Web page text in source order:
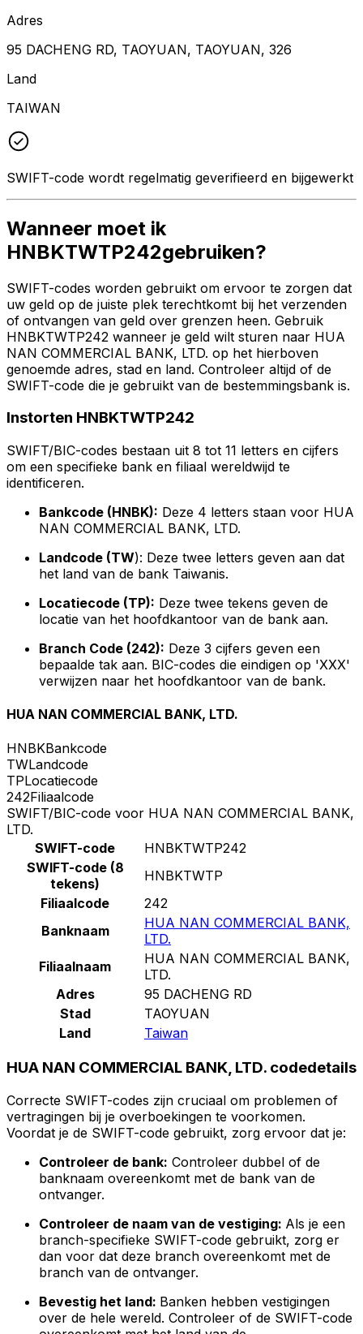
Adres
95 DACHENG RD, TAOYUAN, TAOYUAN, 326
Land
TAIWAN
SWIFT-code wordt regelmatig geverifieerd en bijgewerkt
Wanneer moet ik
HNBKTWTP242gebruiken?
SWIFT-codes worden gebruikt om ervoor te zorgen dat
uw geld op de juiste plek terechtkomt bij het verzenden
of ontvangen van geld over grenzen heen. Gebruik
HNBKTWTP242 wanneer je geld wilt sturen naar HUA
NAN COMMERCIAL BANK, LTD. op het hierboven
genoemde adres, stad en land. Controleer altijd of de
SWIFT-code die je gebruikt van de bestemmingsbank is.
Instorten HNBKTWTP242
SWIFT/BIC-codes bestaan uit 8 tot 11 letters en cijfers
om een specifieke bank en filiaal wereldwijd te
identificeren.
Bankcode (HNBK): Deze 4 letters staan voor HUA
NAN COMMERCIAL BANK, LTD.
Landcode (TW): Deze twee letters geven aan dat
het land van de bank Taiwanis.
Locatiecode (TP): Deze twee tekens geven de
locatie van het hoofdkantoor van de bank aan.
Branch Code (242): Deze 3 cijfers geven een
bepaalde tak aan. BIC-codes die eindigen op 'XXX'
verwijzen naar het hoofdkantoor van de bank.
HUA NAN COMMERCIAL BANK, LTD.
HNBKBankcode
TWLandcode
TPLocatiecode
242Filiaalcode
SWIFT/BIC-code voor HUA NAN COMMERCIAL BANK,
LTD.
SWIFT-code
HNBKTWTP242
SWIFT-code (8
tekens)
HNBKTWTP
Filiaalcode
242
Banknaam
HUA NAN COMMERCIAL BANK,
LTD.
Filiaalnaam
HUA NAN COMMERCIAL BANK,
LTD.
Adres
95 DACHENG RD
Stad
TAOYUAN
Land
Taiwan
HUA NAN COMMERCIAL BANK, LTD. codedetails
Correcte SWIFT-codes zijn cruciaal om problemen of
vertragingen bij je overboekingen te voorkomen.
Voordat je de SWIFT-code gebruikt, zorg ervoor dat je:
Controleer de bank: Controleer dubbel of de
banknaam overeenkomt met de bank van de
ontvanger.
Controleer de naam van de vestiging: Als je een
branch-specifieke SWIFT-code gebruikt, zorg er
dan voor dat deze branch overeenkomt met de
branch van de ontvanger.
Bevestig het land: Banken hebben vestigingen
over de hele wereld. Controleer of de SWIFT-code